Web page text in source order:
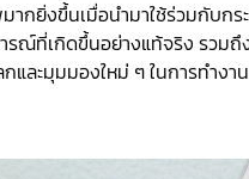
ากยิ่งขึ้นเมื่อนำมาใช้ร่วมกับก
รณ์ที่เกิดขึ้นอย่างแท้จริง รวม
และมุมมองใหม่ ๆ ในการทำ